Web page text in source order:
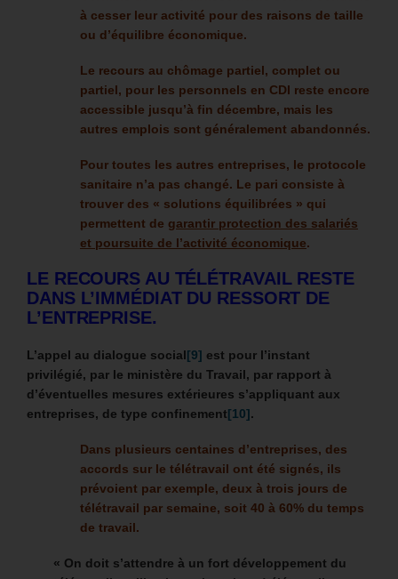
à cesser leur activité pour des raisons de taille
ou d’équilibre économique.
Le recours au chômage partiel, complet ou
partiel, pour les personnels en CDI reste encore
accessible jusqu’à fin décembre, mais les
autres emplois sont généralement abandonnés.
Pour toutes les autres entreprises, le protocole
sanitaire n’a pas changé. Le pari consiste à
trouver des « solutions équilibrées » qui
permettent de garantir protection des salariés
et poursuite de l’activité économique.
LE RECOURS AU TÉLÉTRAVAIL RESTE
DANS L’IMMÉDIAT DU RESSORT DE
L’ENTREPRISE.
L’appel au dialogue social[9] est pour l’instant
privilégié, par le ministère du Travail, par rapport à
d’éventuelles mesures extérieures s’appliquant aux
entreprises, de type confinement[10].
Dans plusieurs centaines d’entreprises, des
accords sur le télétravail ont été signés, ils
prévoient par exemple, deux à trois jours de
télétravail par semaine, soit 40 à 60% du temps
de travail.
« On doit s’attendre à un fort développement du